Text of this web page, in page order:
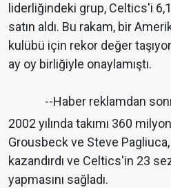
liderliğindeki grup, Celtics'i
satın aldı. Bu rakam, bir
kulübü için rekor değer
ay oy birliğiyle onaylamıştı.
--Haber reklamdan
2002 yılında takımı 360
Grousbeck ve Steve
kazandırdı ve Celtics'in 23
yapmasını sağladı.